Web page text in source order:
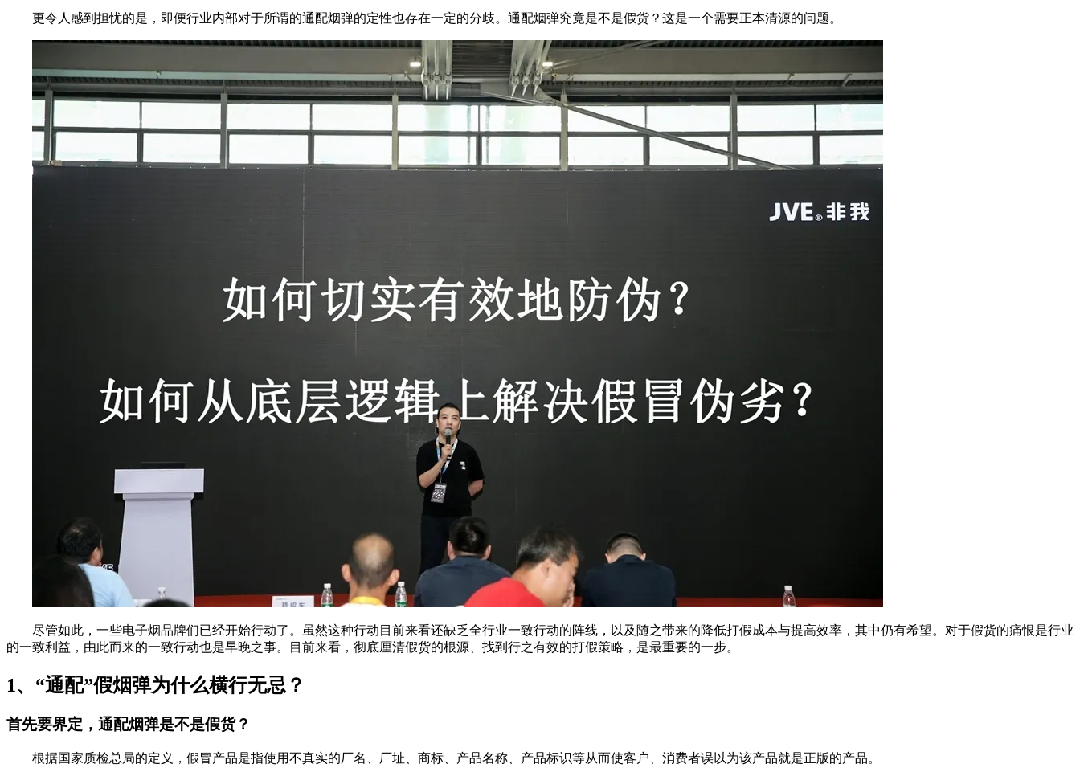
更令人感到担忧的是，即便行业内部对于所谓的通配烟弹的定性也存在一定的分歧。通配烟弹究竟是不是假货？这是一个需要正本清源的问题。
尽管如此，一些电子烟品牌们已经开始行动了。虽然这种行动目前来看还缺乏全行业一致行动的阵线，以及随之带来的降低打假成本与提高效率，其中仍有希望。对于假货的痛恨是行业
的一致利益，由此而来的一致行动也是早晚之事。目前来看，彻底厘清假货的根源、找到行之有效的打假策略，是最重要的一步。
1、“通配”假烟弹为什么横行无忌？
首先要界定，通配烟弹是不是假货？
根据国家质检总局的定义，假冒产品是指使用不真实的厂名、厂址、商标、产品名称、产品标识等从而使客户、消费者误以为该产品就是正版的产品。